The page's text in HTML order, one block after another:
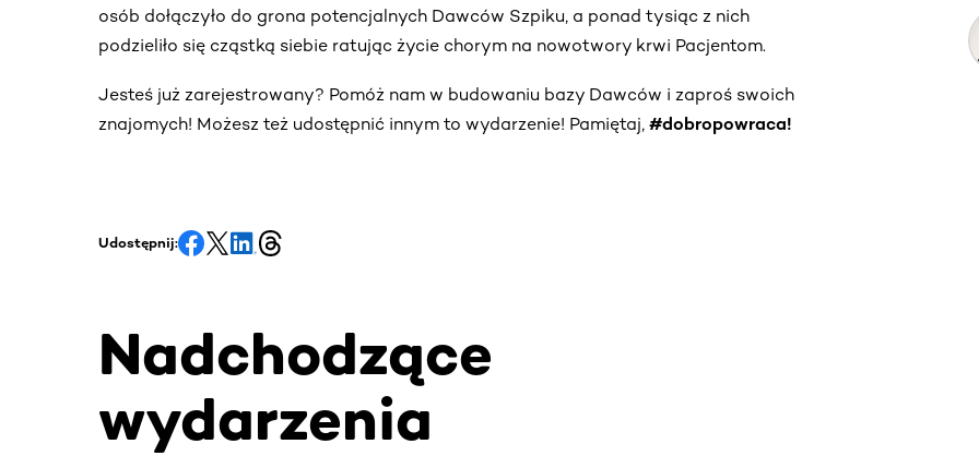
osób dołączyło do grona potencjalnych Dawców Szpiku, a ponad tysiąc z nich
podzieliło się cząstką siebie ratując życie chorym na nowotwory krwi Pacjentom.
Jesteś już zarejestrowany? Pomóż nam w budowaniu bazy Dawców i zaproś swoich
znajomych! Możesz też udostępnić innym to wydarzenie! Pamiętaj, #dobropowraca!
Udostępnij:
Nadchodzące
wydarzenia